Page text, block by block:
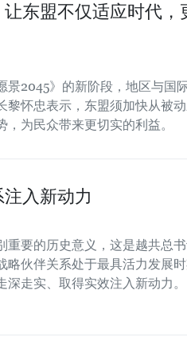
东盟不仅适应时代，
景2045》的新阶段，地区与国
黎怀忠表示，东盟须加快从被
为民众带来更切实的利益。
入新动力
重要的历史意义，这是越共总
略伙伴关系处于最具活力发展
走实、取得实效注入新动力。